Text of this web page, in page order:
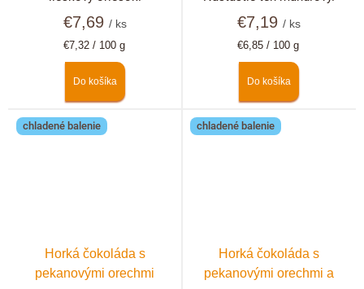
€7,69 / ks
Jednotková
€7,32 / 100 g
Do košíka
€7,19/ ks
Jednotková
€6,85 / 100 g
Do košíka
chladené balenie
Horká čokoláda s
pekanovými orechmi
chladené balenie
Horká čokoláda s
pekanovými orechmi a